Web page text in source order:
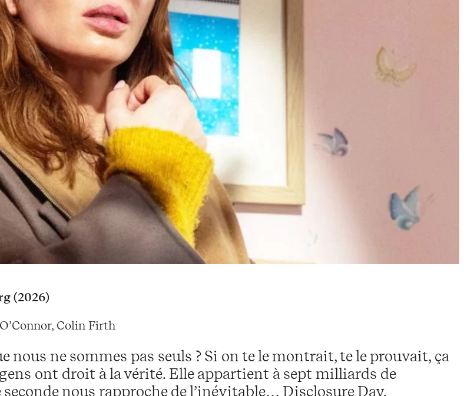
(2026)
Colin Firth
nous ne sommes pas seuls ? Si on te le montrait, te le prouvait, ça
ont droit à la vérité. Elle appartient à sept milliards de
seconde nous rapproche de l’inévitable… Disclosure Day.